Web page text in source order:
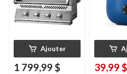
Ajouter
1 799,99 $ 39,99 $